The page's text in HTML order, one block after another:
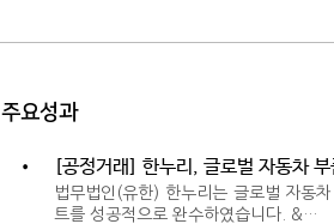
주요성과
• [공정거래] 한누리, 글로벌 자동차
법무법인(유한) 한누리는 글로벌 자동
트를 성공적으로 완수하였습니다. &…